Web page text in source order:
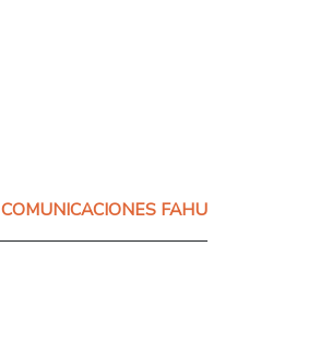
COMUNICACIONES FAHU